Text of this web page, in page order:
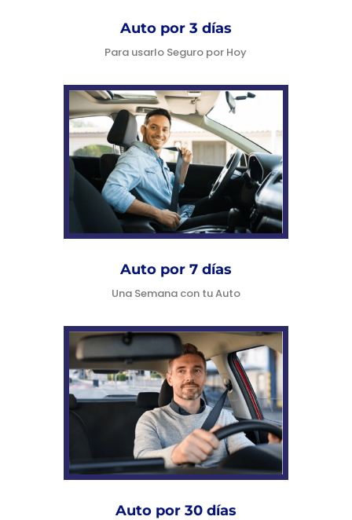
Auto por 3 días
Para usarlo Seguro por Hoy
Auto por 7 días
Una Semana con tu Auto
Auto por 30 días